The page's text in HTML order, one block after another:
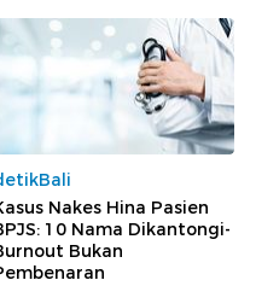
Nakes Hina Pasien
10 Nama Dikantongi-
Bukan